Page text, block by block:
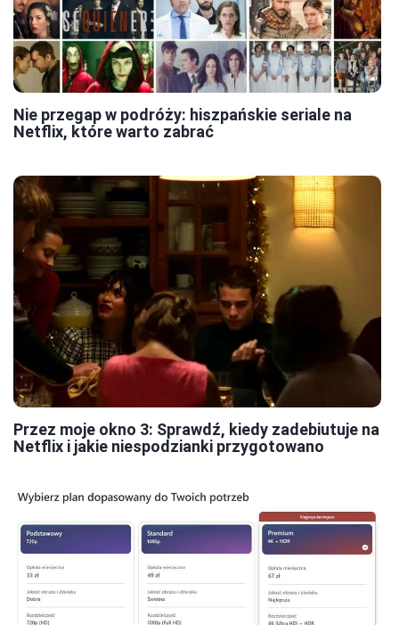
Nie przegap w podróży: hiszpańskie seriale na
Netflix, które warto zabrać
Przez moje okno 3: Sprawdź, kiedy zadebiutuje na
Netflix i jakie niespodzianki przygotowano